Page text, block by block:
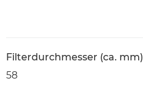
Filterdurchmesser (ca. mm)
58